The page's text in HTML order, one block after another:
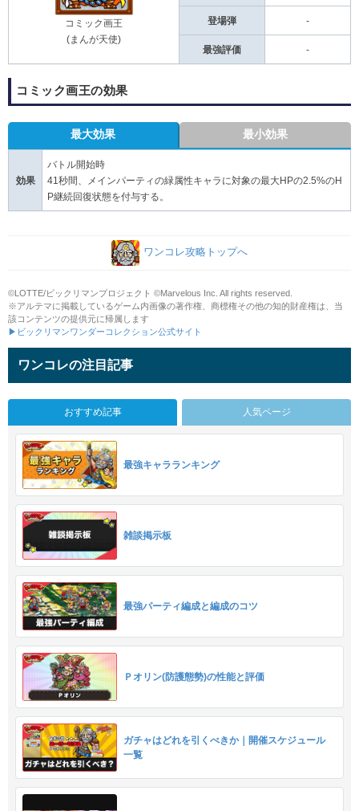
コミック画王
(まんが天使)
登場弾 -
最強評価 -
コミック画王の効果
最大効果 最小効果
効果
バトル開始時
41秒間、メインパーティの緑属性キャラに対象の最大HPの2.5%のH
P継続回復状態を付与する。
ワンコレ攻略トップへ
©LOTTE/ビックリマンプロジェクト ©Marvelous Inc. All rights reserved.
※アルテマに掲載しているゲーム内画像の著作権、商標権その他の知的財産権は、当
該コンテンツの提供元に帰属します
▶ビックリマンワンダーコレクション公式サイト
ワンコレの注目記事
おすすめ記事 人気ページ
最強キャラランキング
雑談掲示板
最強パーティ編成と編成のコツ
Ｐオリン(防護態勢)の性能と評価
ガチャはどれを引くべきか｜開催スケジュール
一覧